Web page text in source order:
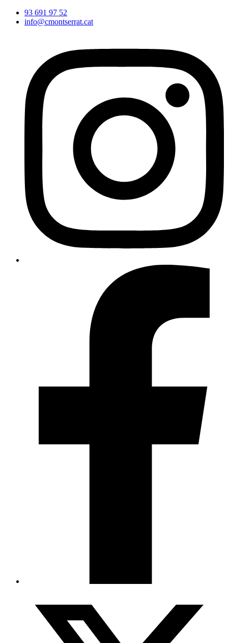
93 691 97 52
info@cmontserrat.cat